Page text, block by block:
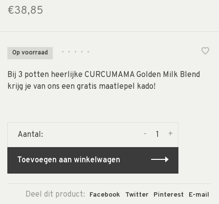
€38,85
Op voorraad • • • • •
Bij 3 potten heerlijke CURCUMAMA Golden Milk Blend
krijg je van ons een gratis maatlepel kado!
Aantal: +
-
Toevoegen aan winkelwagen
Deel dit product: Facebook Twitter Pinterest E-mail